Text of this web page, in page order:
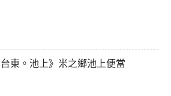
台東。池上》米之鄉池上便當